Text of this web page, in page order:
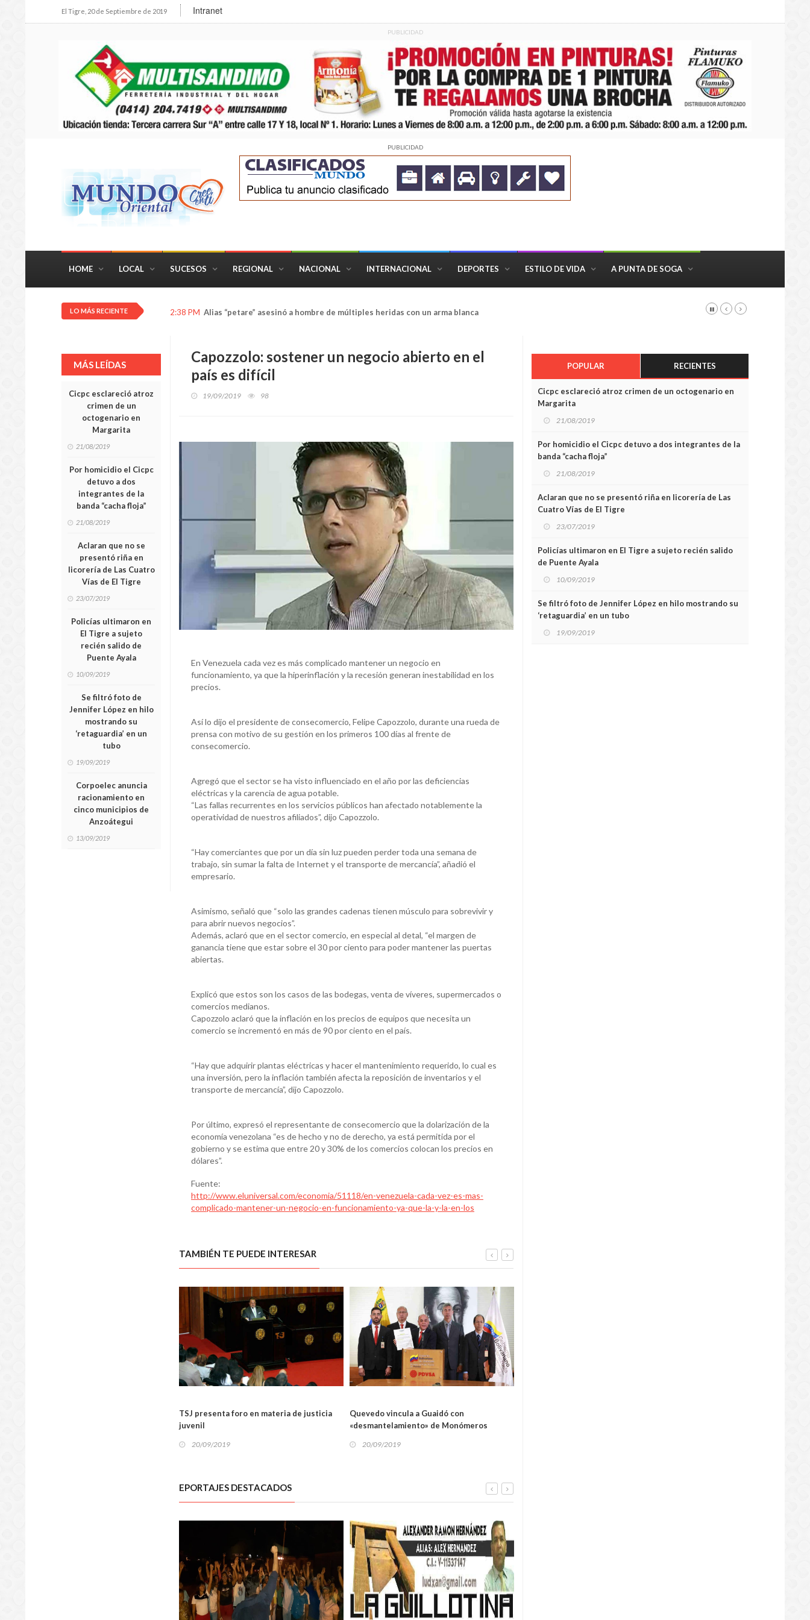
El Tigre, 20 de Septiembre de 2019 Intranet
PUBLICIDAD
PUBLICIDAD
HOME LOCAL SUCESOS REGIONAL NACIONAL INTERNACIONAL DEPORTES ESTILO DE VIDA A PUNTA DE SOGA
LO MÁS RECIENTE 2:31 PM Un detenido por comercializar equipos médicos hurtados en San Miguel III
MÁS LEÍDAS
Cicpc esclareció atroz
crimen de un
octogenario en
Margarita
21/08/2019
Por homicidio el Cicpc
detuvo a dos
integrantes de la
banda “cacha floja”
21/08/2019
Aclaran que no se
presentó riña en
licorería de Las Cuatro
Vías de El Tigre
23/07/2019
Policías ultimaron en
El Tigre a sujeto
recién salido de
Puente Ayala
10/09/2019
Se filtró foto de
Jennifer López en hilo
mostrando su
‘retaguardia’ en un
tubo
19/09/2019
Corpoelec anuncia
racionamiento en
cinco municipios de
Anzoátegui
13/09/2019
Capozzolo: sostener un negocio abierto en el
país es difícil
19/09/2019 98
En Venezuela cada vez es más complicado mantener un negocio en
funcionamiento, ya que la hiperinflación y la recesión generan inestabilidad en los
precios.
Así lo dijo el presidente de consecomercio, Felipe Capozzolo, durante una rueda de
prensa con motivo de su gestión en los primeros 100 días al frente de
consecomercio.
Agregó que el sector se ha visto influenciado en el año por las deficiencias
eléctricas y la carencia de agua potable.
“Las fallas recurrentes en los servicios públicos han afectado notablemente la
operatividad de nuestros afiliados”, dijo Capozzolo.
“Hay comerciantes que por un día sin luz pueden perder toda una semana de
trabajo, sin sumar la falta de Internet y el transporte de mercancía”, añadió el
empresario.
Asimismo, señaló que “solo las grandes cadenas tienen músculo para sobrevivir y
para abrir nuevos negocios”.
Además, aclaró que en el sector comercio, en especial al detal, “el margen de
ganancia tiene que estar sobre el 30 por ciento para poder mantener las puertas
abiertas.
Explicó que estos son los casos de las bodegas, venta de víveres, supermercados o
comercios medianos.
Capozzolo aclaró que la inflación en los precios de equipos que necesita un
comercio se incrementó en más de 90 por ciento en el país.
“Hay que adquirir plantas eléctricas y hacer el mantenimiento requerido, lo cual es
una inversión, pero la inflación también afecta la reposición de inventarios y el
transporte de mercancía”, dijo Capozzolo.
Por último, expresó el representante de consecomercio que la dolarización de la
economía venezolana “es de hecho y no de derecho, ya está permitida por el
gobierno y se estima que entre 20 y 30% de los comercios colocan los precios en
dólares”.
Fuente:
http://www.eluniversal.com/economia/51118/en-venezuela-cada-vez-es-mas-
complicado-mantener-un-negocio-en-funcionamiento-ya-que-la-y-la-en-los
TAMBIÉN TE PUEDE INTERESAR
NACIONAL
TSJ presenta foro en materia de justicia
juvenil
20/09/2019
Quevedo vincula a Guaidó con
«desmantelamiento» de Monómeros
20/09/2019
EPORTAJES DESTACADOS
POPULAR RECIENTES
Cicpc esclareció atroz crimen de un octogenario en
Margarita
21/08/2019
Por homicidio el Cicpc detuvo a dos integrantes de la
banda “cacha floja”
21/08/2019
Aclaran que no se presentó riña en licorería de Las
Cuatro Vías de El Tigre
23/07/2019
Policías ultimaron en El Tigre a sujeto recién salido
de Puente Ayala
10/09/2019
Se filtró foto de Jennifer López en hilo mostrando su
‘retaguardia’ en un tubo
19/09/2019